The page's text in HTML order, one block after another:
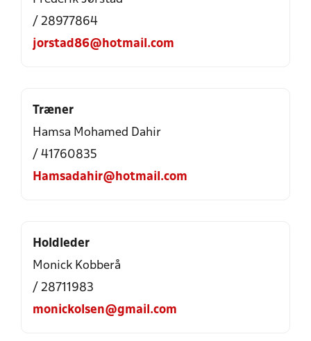
/ 28977864
jorstad86@hotmail.com
Træner
Hamsa Mohamed Dahir
/ 41760835
Hamsadahir@hotmail.com
Holdleder
Monick Kobberå
/ 28711983
monickolsen@gmail.com